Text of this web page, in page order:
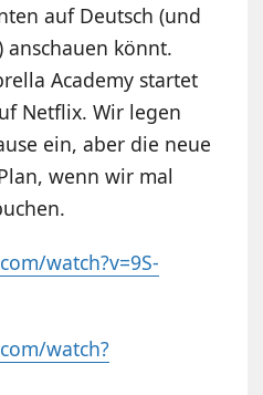
auf Deutsch (und
anschauen könnt.
Academy startet
Netflix. Wir legen
ein, aber die neue
wenn wir mal
watch?v=9S-
watch?